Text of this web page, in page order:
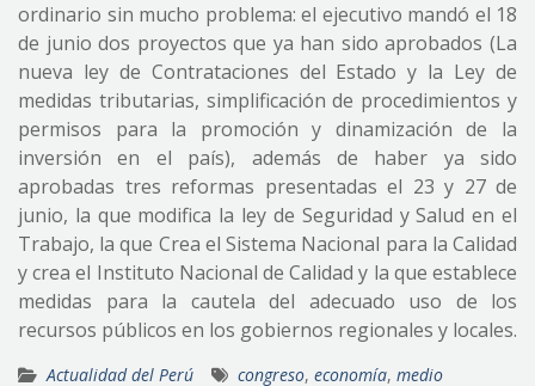
ordinario sin mucho problema: el ejecutivo mandó el 18
de junio dos proyectos que ya han sido aprobados (La
nueva ley de Contrataciones del Estado y la Ley de
medidas tributarias, simplificación de procedimientos y
permisos para la promoción y dinamización de la
inversión en el país), además de haber ya sido
aprobadas tres reformas presentadas el 23 y 27 de
junio, la que modifica la ley de Seguridad y Salud en el
Trabajo, la que Crea el Sistema Nacional para la Calidad
y crea el Instituto Nacional de Calidad y la que establece
medidas para la cautela del adecuado uso de los
recursos públicos en los gobiernos regionales y locales.
Actualidad del Perú congreso, economía, medio